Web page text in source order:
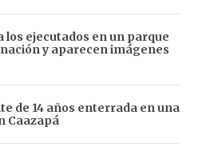
los ejecutados en un parque
y aparecen imágenes
de 14 años enterrada en una
Caazapá